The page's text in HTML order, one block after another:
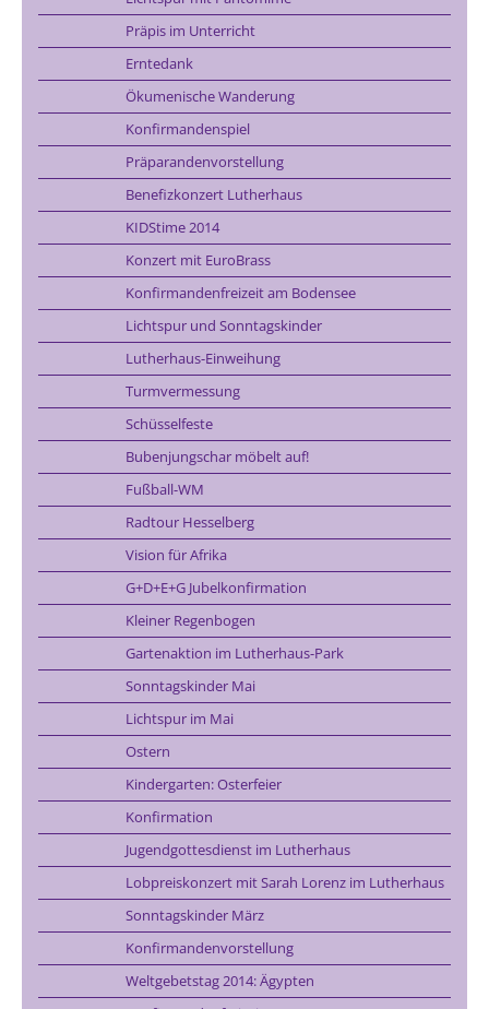
Präpis im Unterricht
Erntedank
Ökumenische Wanderung
Konfirmandenspiel
Präparandenvorstellung
Benefizkonzert Lutherhaus
KIDStime 2014
Konzert mit EuroBrass
Konfirmandenfreizeit am Bodensee
Lichtspur und Sonntagskinder
Lutherhaus-Einweihung
Turmvermessung
Schüsselfeste
Bubenjungschar möbelt auf!
Fußball-WM
Radtour Hesselberg
Vision für Afrika
G+D+E+G Jubelkonfirmation
Kleiner Regenbogen
Gartenaktion im Lutherhaus-Park
Sonntagskinder Mai
Lichtspur im Mai
Ostern
Kindergarten: Osterfeier
Konfirmation
Jugendgottesdienst im Lutherhaus
Lobpreiskonzert mit Sarah Lorenz im Lutherhaus
Sonntagskinder März
Konfirmandenvorstellung
Weltgebetstag 2014: Ägypten